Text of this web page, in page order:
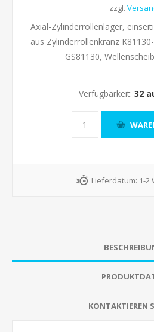
zzgl.
Axial-Zylinderrollenlager,
aus Zylinderrollenkranz
GS81130,
Verfügbarkeit: 32
Lieferdatum: 1-2
KONTAKTIEREN